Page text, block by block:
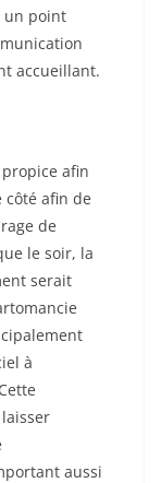
un point
accueillant.
afin
côté afin de
de
le soir, la
serait
à
aussi